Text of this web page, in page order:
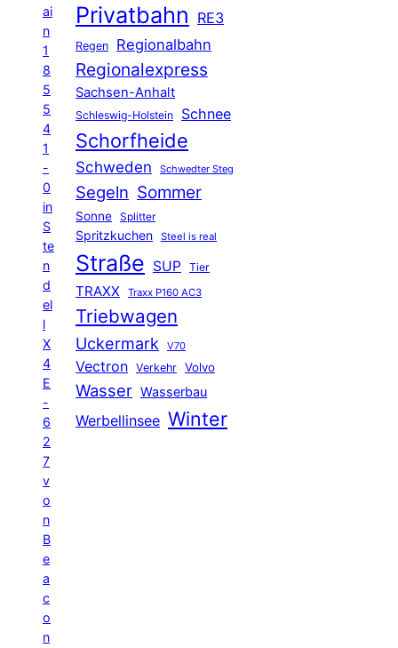
ai
n
1
8
5
5
4
1
-
0
in
S
te
n
d
el
l
X
4
E
-
6
2
7
v
o
n
B
e
a
c
o
n
Privatbahn RE3
Regen Regionalbahn
Regionalexpress
Sachsen-Anhalt
Schleswig-Holstein Schnee
Schorfheide
Schweden Schwedter Steg
Segeln Sommer
Sonne Splitter
Spritzkuchen Steel is real
Straße SUP Tier
TRAXX Traxx P160 AC3
Triebwagen
Uckermark V70
Vectron Verkehr Volvo
Wasser Wasserbau
Werbellinsee Winter